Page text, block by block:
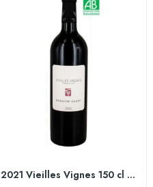
2021 Vieilles Vignes 150 cl - Domaine Gauby